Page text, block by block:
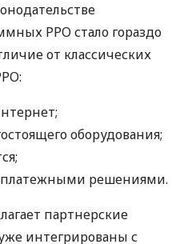
РРО стало гораздо
от классических
оборудования;
платежными решениями.
партнерские
интегрированы с